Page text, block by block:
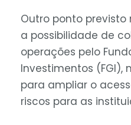
Outro ponto
a possibilidade de
operações pelo
Investimentos (FGI),
para ampliar o
riscos para as